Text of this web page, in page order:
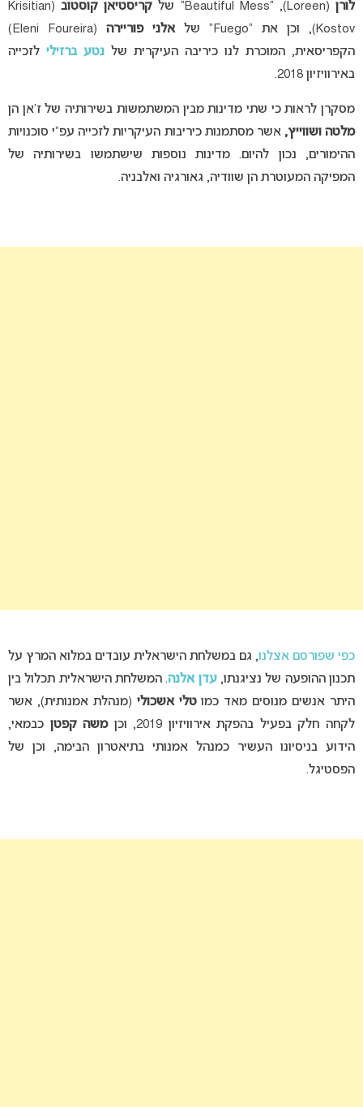
לורן (Loreen), “
Beautiful Mess” של קריסטיאן קוסטוב
(Krisitian
Kostov), וכן את “
Fuego” שלאלני פוריירה
(Eleni Foureira)
הקפריסאית, המוכרת לנו כיריבה העיקרית של נטע ברזילי לזכייה
באירוויזיון 2018.
מסקרן לראות כי שתי מדינות מבין המשתמשות בשירותיה של ז’אן הן
מלטה ושווייץ, אשר מסתמנות כיריבות העיקריות לזכייה עפ”י סוכנויות
ההימורים, נכון להיום. מדינות נוספות שישתמשו בשירותיה של
המפיקה המעוטרת הן שוודיה, גאורגיה ואלבניה.
כפי שפורסם אצלנו, גם במשלחת הישראלית עובדים במלוא המרץ על
תכנון ההופעה של נציגנתו,עדן אלנה. המשלחת הישראלית תכלול בין
היתר אנשים מנוסים מאד כמוטלי אשכולי (מנהלת אמנותית), אשר
לקחה חלק בפעיל בהפקת אירוויזיון 2019, וכן
משה קפטן כבמאי,
הידוע בניסיונו העשיר כמנהל אמנותי בתיאטרון הבימה, וכן של
הפסטיגל.